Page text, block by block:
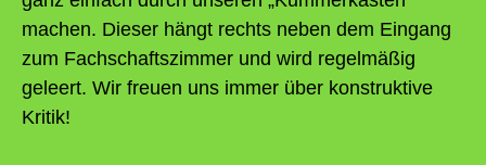
machen. Dieser hängt rechts neben dem Eingang
zum Fachschaftszimmer und wird regelmäßig
geleert. Wir freuen uns immer über konstruktive
Kritik!